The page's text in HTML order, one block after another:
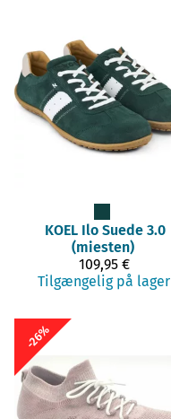
KOEL Ilo Suede 3.0
(miesten)
109,95 €
Tilgængelig på lager
-26%